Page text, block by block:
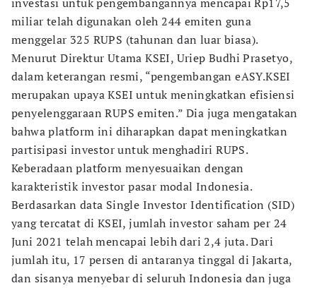
miliar telah digunakan oleh 244 emiten guna
menggelar 325 RUPS (tahunan dan luar biasa).
Menurut Direktur Utama KSEI, Uriep Budhi Prasetyo,
dalam keterangan resmi, “pengembangan eASY.KSEI
merupakan upaya KSEI untuk meningkatkan efisiensi
penyelenggaraan RUPS emiten.” Dia juga mengatakan
bahwa platform ini diharapkan dapat meningkatkan
partisipasi investor untuk menghadiri RUPS.
Keberadaan platform menyesuaikan dengan
karakteristik investor pasar modal Indonesia.
Berdasarkan data Single Investor Identification (SID)
yang tercatat di KSEI, jumlah investor saham per 24
Juni 2021 telah mencapai lebih dari 2,4 juta. Dari
jumlah itu, 17 persen di antaranya tinggal di Jakarta,
dan sisanya menyebar di seluruh Indonesia dan juga